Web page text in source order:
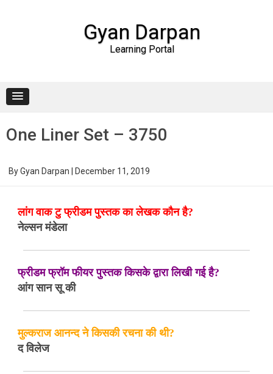
Gyan Darpan
Learning Portal
One Liner Set – 3750
ByGyan Darpan December 11, 2019
लांग वाक टु फ्रीडम पुस्तक का लेखक कौन है?
नेल्सन मंडेला
फ्रीडम फ्रॉम फीयर पुस्तक किसके द्वारा लिखी गई है?
आंग सान सू की
मुल्कराज आनन्द ने किसकी रचना की थी?
द विलेज